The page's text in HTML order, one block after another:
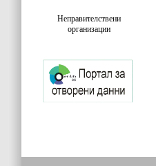
Неправителствени
организации